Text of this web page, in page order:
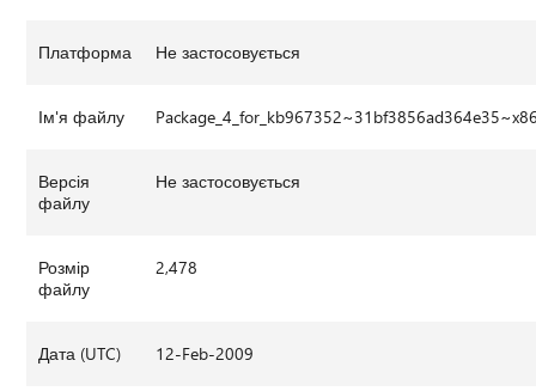
Платформа Не застосовується
Ім'я файлу
Версія
файлу
Не застосовується
Розмір
файлу
2,478
Дата (UTC) 12-Feb-2009